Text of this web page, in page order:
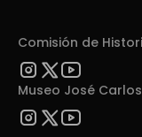
Comisión de
Museo José